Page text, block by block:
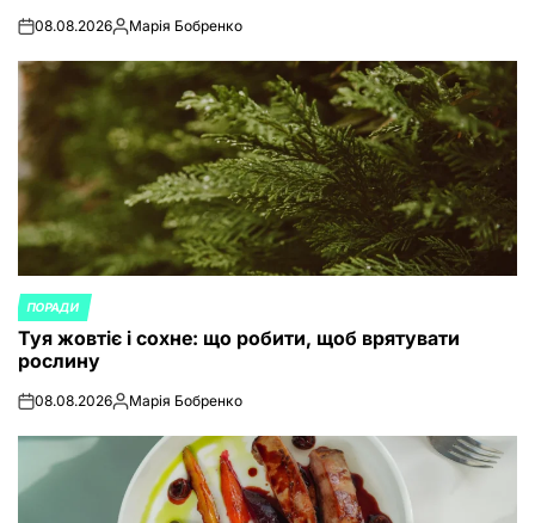
on08.08.2026Posted
Марія Бобренко
POSTED
IN
ПОРАДИ
Туя жовтіє і сохне: що робити, щоб врятувати
рослину
on08.08.2026Posted
Марія Бобренко